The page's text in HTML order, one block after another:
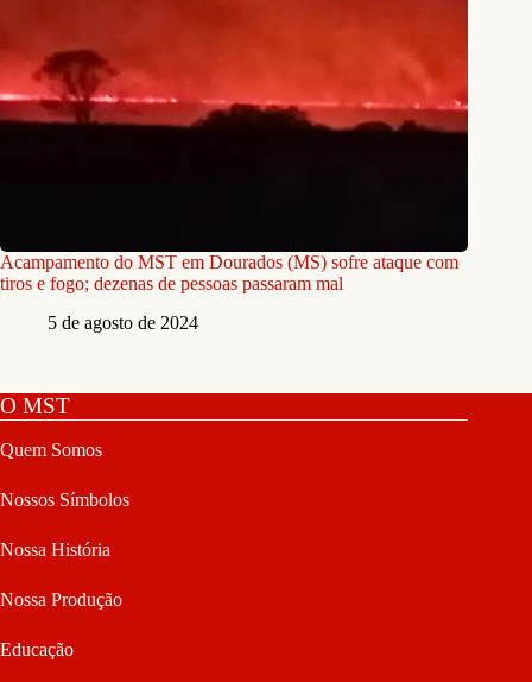
Acampamento do MST em Dourados (MS) sofre ataque com
tiros e fogo; dezenas de pessoas passaram mal
5 de agosto de 2024
O MST
Quem Somos
Nossos Símbolos
Nossa História
Nossa Produção
Educação